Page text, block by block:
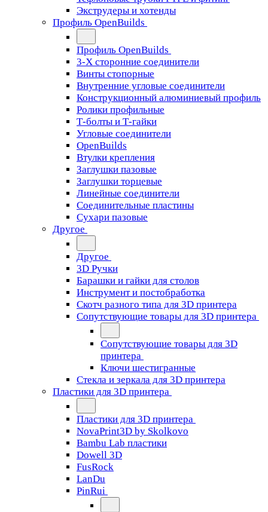
Экструдеры и хотенды
Профиль OpenBuilds
Профиль OpenBuilds
3-Х сторонние соединители
Винты стопорные
Внутренние угловые соединители
Конструкционный алюминиевый профиль
Ролики профильные
Т-болты и Т-гайки
Угловые соединители
OpenBuilds
Втулки крепления
Заглушки пазовые
Заглушки торцевые
Линейные соединители
Соединительные пластины
Сухари пазовые
Другое
Другое
3D Ручки
Барашки и гайки для столов
Инструмент и постобработка
Скотч разного типа для 3D принтера
Сопутствующие товары для 3D принтера
Сопутствующие товары для 3D
принтера
Ключи шестигранные
Стекла и зеркала для 3D принтера
Пластики для 3D принтера
Пластики для 3D принтера
NovaPrint3D by Skolkovo
Bambu Lab пластики
Dowell 3D
FusRock
LanDu
PinRui